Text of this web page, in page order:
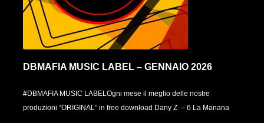
DBMAFIA MUSIC LABEL – GENNAIO 2026
#DBMAFIA MUSIC LABELOgni mese il meglio delle nostre
produzioni “ORIGINAL” in free download Dany Z – 6 La Manana